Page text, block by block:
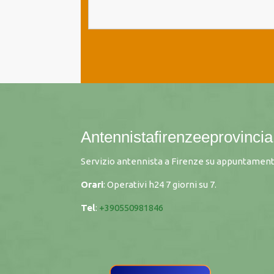
Servizio antennista a Firenze su
Orari: Operativi h24 7 giorni su 7.
Tel: +390550981846